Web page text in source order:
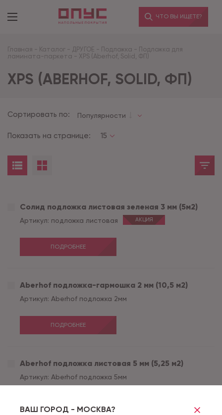
ВАШ ГОРОД - МОСКВА?
ЧТО ВЫ ИЩЕТЕ?
Главная - Каталог - ДРУГОЕ - Подложка - Подложка для
ламината-паркета - XPS (Aberhof, Solid, ФП)
XPS (ABERHOF, SOLID, ФП)
Сортировать по: Популярности
Показать на странице: 15
Солид подложка листовая зеленая 3 мм (5м2)
Артикул: подложка листовая АКЦИЯ
ПОДРОБНЕЕ
Aberhof подложка-гармошка 2 мм (10,5 м2)
Артикул: Aberhof подложка 2мм
ПОДРОБНЕЕ
Aberhof подложка листовая 5 мм (5,25 м2)
Артикул: Aberhof подложка 5мм